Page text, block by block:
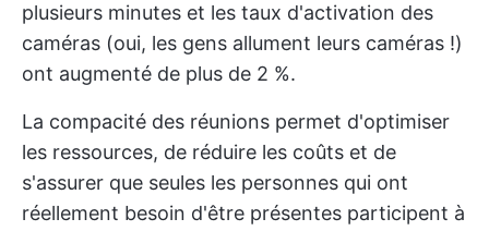
plusieurs minutes et les taux d'activation des
caméras (oui, les gens allument leurs caméras !)
ont augmenté de plus de 2 %.
La compacité des réunions permet d'optimiser
les ressources, de réduire les coûts et de
s'assurer que seules les personnes qui ont
réellement besoin d'être présentes participent à